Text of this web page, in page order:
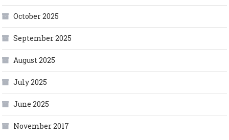
October 2025
September 2025
August 2025
July 2025
June 2025
November 2017